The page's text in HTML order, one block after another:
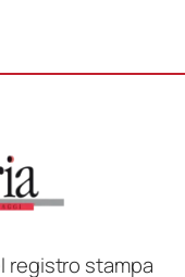
registro stampa